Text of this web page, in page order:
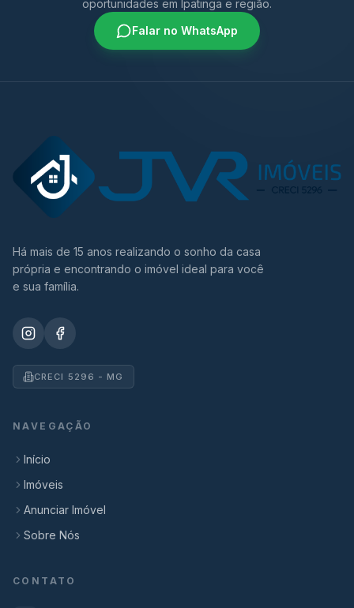
oportunidades em Ipatinga e região.
Falar no WhatsApp
Há mais de 15 anos realizando o sonho da casa
própria e encontrando o imóvel ideal para você
e sua família.
CRECI 5296 - MG
NAVEGAÇÃO
Início
Imóveis
Anunciar Imóvel
Sobre Nós
CONTATO